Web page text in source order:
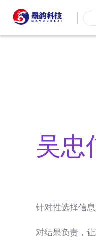
吴忠
针对性选择信
对结果负责，让